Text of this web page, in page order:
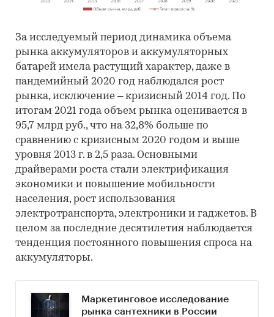
За исследуемый период динамика объема
рынка аккумуляторов и аккумуляторных
батарей имела растущий характер, даже в
пандемийный 2020 год наблюдался рост
рынка, исключение – кризисный 2014 год. По
итогам 2021 года объем рынка оценивается в
95,7 млрд руб., что на 32,8% больше по
сравнению с кризисным 2020 годом и выше
уровня 2013 г. в 2,5 раза. Основными
драйверами роста стали электрификация
экономики и повышение мобильности
населения, рост использования
электротранспорта, электроники и гаджетов. В
целом за последние десятилетия наблюдается
тенденция постоянного повышения спроса на
аккумуляторы.
Маркетинговое исследование
рынка сантехники в России